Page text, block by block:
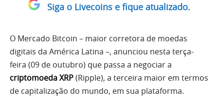
Siga o Livecoins e fique atualizado.
O Mercado Bitcoin – maior corretora de moedas
digitais da América Latina –, anunciou nesta terça-
feira (09 de outubro) que passa a negociar a
criptomoeda XRP(Ripple), a terceira maior em termos
de capitalização do mundo, em sua plataforma.